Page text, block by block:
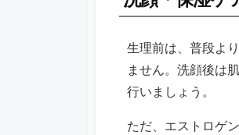
生理前は、普段よ
ません。洗顔後は
行いましょう。
ただ、エストロゲ